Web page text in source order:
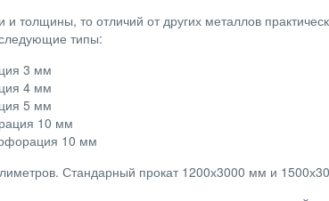
толщины, то отличий от других металлов
типы:
3 мм
4 мм
5 мм
10 мм
10 мм
Стандарный прокат 1200х3000 мм и